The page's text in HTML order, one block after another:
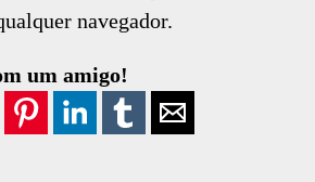
navegador.
um amigo!